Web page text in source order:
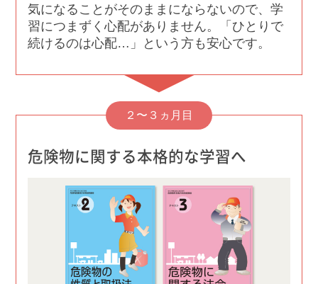
気になることがそのままにならないので、学
習につまずく心配がありません。「ひとりで
続けるのは心配…」という方も安心です。
２〜３ヵ月目
危険物に関する本格的な学習へ